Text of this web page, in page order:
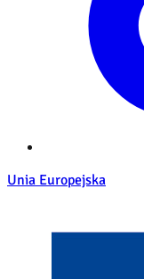
Unia Europejska